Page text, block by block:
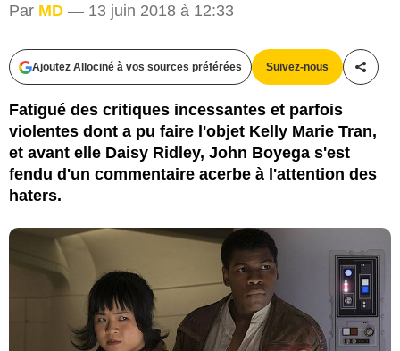
Par MD — 13 juin 2018 à 12:33
Ajoutez Allociné à vos sources préférées Suivez-nous
Fatigué des critiques incessantes et parfois
violentes dont a pu faire l'objet Kelly Marie Tran,
et avant elle Daisy Ridley, John Boyega s'est
fendu d'un commentaire acerbe à l'attention des
haters.
The Walt Disney Company France